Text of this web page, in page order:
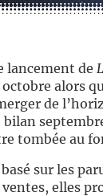
lancement de
alors
de
tombée au
sur les
elles